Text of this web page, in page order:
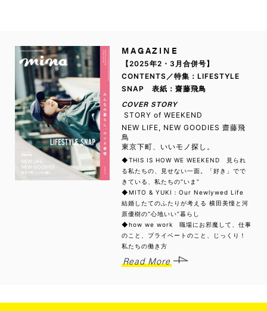
MAGAZINE
【2025年2・3月合併号】
CONTENTS／特集：LIFESTYLE
SNAP 表紙：齋藤飛鳥
COVER STORY
STORY of WEEKEND
NEW LIFE, NEW GOODIES 齋藤飛
鳥
東京下町、いいモノ探し。
◆THIS IS HOW WE WEEKEND 見られ
る私たちの、見せない一面。「好き」でで
きている、私たちの“いま”
◆MITO & YUKI：Our Newlywed Life
結婚したてのふたりが考える 横田美憧と河
原優樹の“心地いい”暮らし
◆how we work 職場にお邪魔して、仕事
のこと、プライベートのこと、じっくり！
私たちの働き方
Read More